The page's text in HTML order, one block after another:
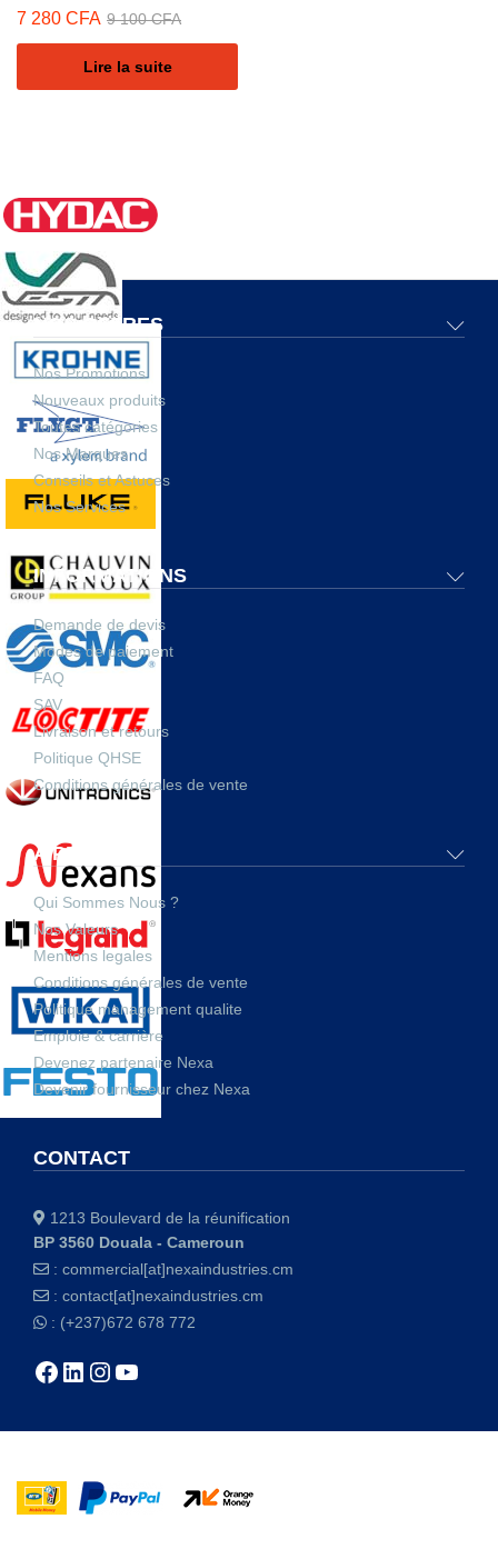
7 280 CFA 9 100CFA
Lire la suite
NOS OFFRES
Nos Promotions
Nouveaux produits
Toutes catégories
Nos Marques
Conseils et Astuces
Nos Services
INFORMATIONS
Demande de devis
Modes de paiement
FAQ
SAV
Livraison et retours
Politique QHSE
Conditions générales de vente
A PROPOS
Qui Sommes Nous ?
Nos Valeurs
Mentions legales
Conditions générales de vente
Politique management qualite
Emploie & carrière
Devenez partenaire Nexa
Devenir fournisseur chez Nexa
CONTACT
1213 Boulevard de la réunification
BP 3560 Douala - Cameroun
: commercial[at]nexaindustries.cm
: contact[at]nexaindustries.cm
: (+237)672 678 772